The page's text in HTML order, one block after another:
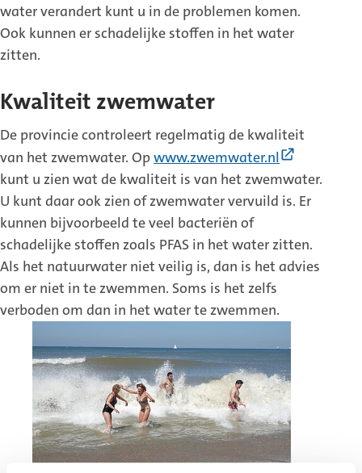
water verandert kunt u in de problemen komen.
Ook kunnen er schadelijke stoffen in het water
zitten.
Kwaliteit zwemwater
De provincie controleert regelmatig de kwaliteit
van het zwemwater. Opwww.zwemwater.nl
link)
kunt u zien wat de kwaliteit is van het zwemwater.
U kunt daar ook zien of zwemwater vervuild is. Er
kunnen bijvoorbeeld te veel bacteriën of
schadelijke stoffen zoals PFAS in het water zitten.
Als het natuurwater niet veilig is, dan is het advies
om er niet in te zwemmen. Soms is het zelfs
verboden om dan in het water te zwemmen.